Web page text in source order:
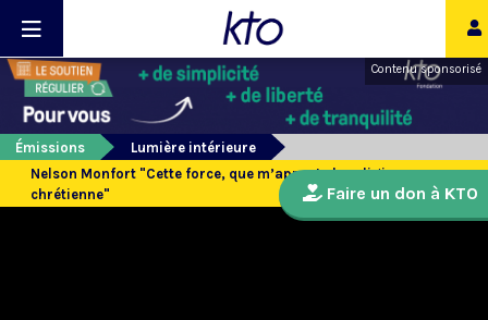
Contenu sponsorisé
Émissions
Lumière intérieure
Nelson Monfort "Cette force, que m’apporte la religion
chrétienne"
Faire un don à KTO